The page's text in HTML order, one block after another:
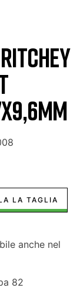
LA TAGLIA
anche nel
82